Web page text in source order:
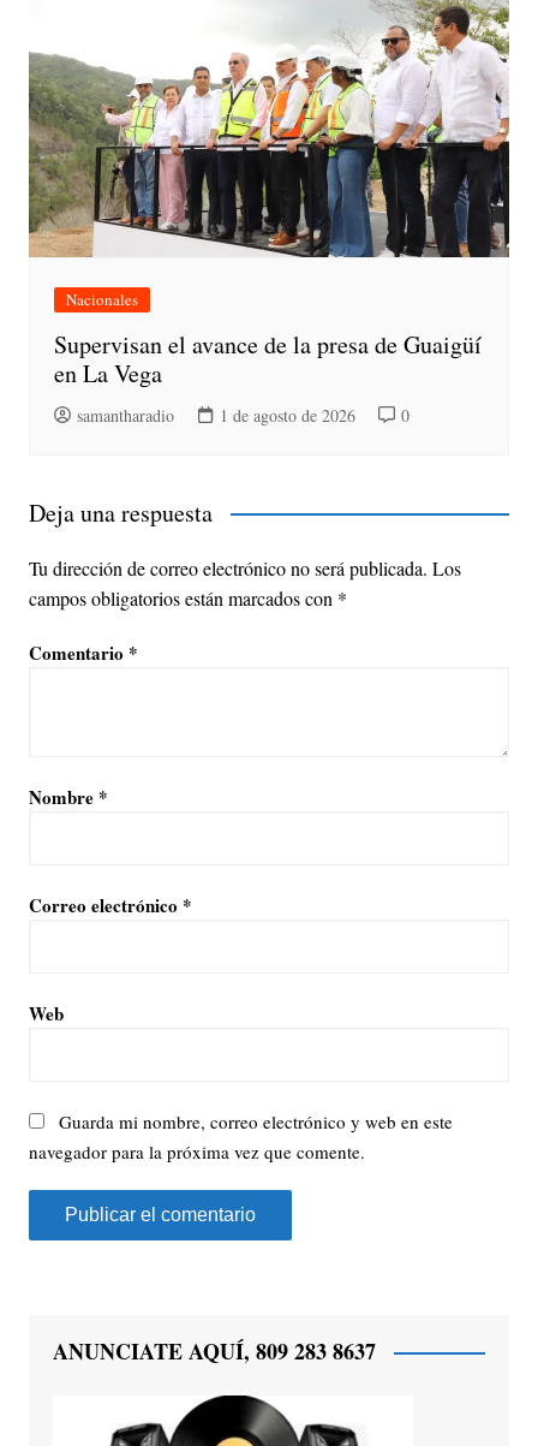
Nacionales
Supervisan el avance de la presa de Guaigüí
en La Vega
samantharadio 1 de agosto de 2026 0
Deja una respuesta
Tu dirección de correo electrónico no será publicada. Los
campos obligatorios están marcados con *
Comentario *
Nombre *
Correo electrónico *
Web
Guarda mi nombre, correo electrónico y web en este
navegador para la próxima vez que comente.
ANUNCIATE AQUÍ, 809 283 8637